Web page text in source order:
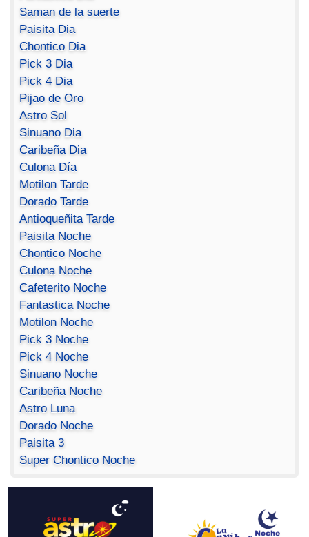
Saman de la suerte
Paisita Dia
Chontico Dia
Pick 3 Dia
Pick 4 Dia
Pijao de Oro
Astro Sol
Sinuano Dia
Caribeña Dia
Culona Día
Motilon Tarde
Dorado Tarde
Antioqueñita Tarde
Paisita Noche
Chontico Noche
Culona Noche
Cafeterito Noche
Fantastica Noche
Motilon Noche
Pick 3 Noche
Pick 4 Noche
Sinuano Noche
Caribeña Noche
Astro Luna
Dorado Noche
Paisita 3
Super Chontico Noche